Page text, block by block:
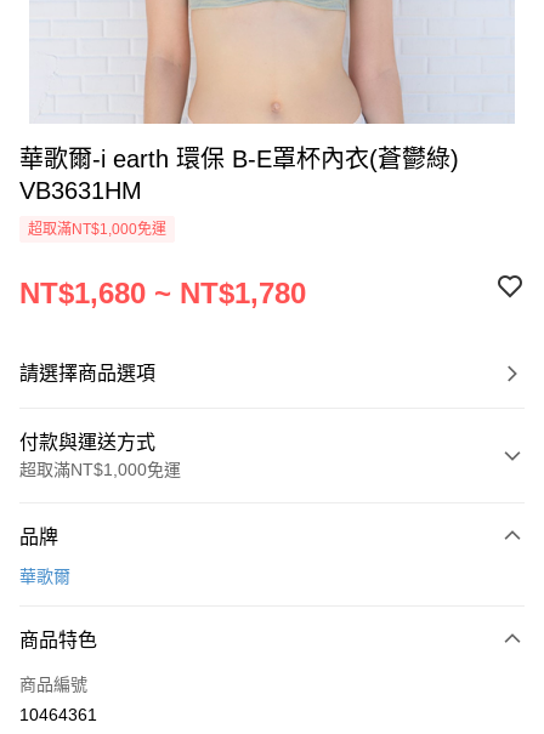
華歌爾-i earth 環保 B-E罩杯內衣(蒼鬱綠)
VB3631HM
超取滿NT$1,000免運
NT$1,680 ~ NT$1,780
請選擇商品選項
付款與運送方式
超取滿NT$1,000免運
信用卡一次付款
LINE Pay
街口支付
品牌
華歌爾
商品特色
商品編號
10464361